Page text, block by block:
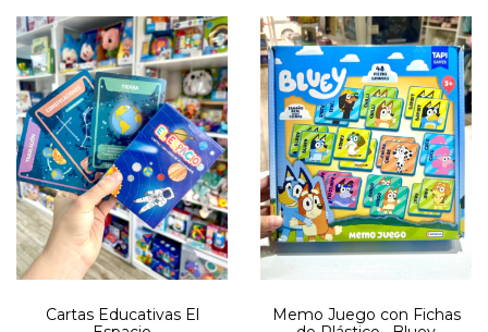
Cartas Educativas El
Memo Juego con Fichas